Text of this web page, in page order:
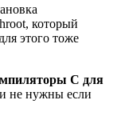
который
этого тоже
C для
не нужны если